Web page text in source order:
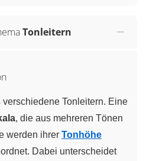
Tonleitern
verschiedene Tonleitern. Eine
, die aus mehreren Tönen
werden ihrer Tonhöhe
Dabei unterscheidet